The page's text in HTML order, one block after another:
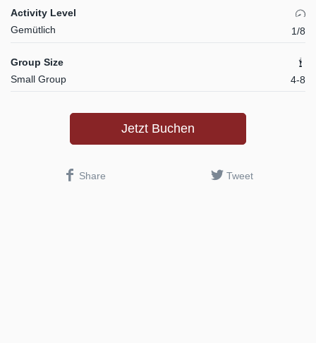
Activity Level
Gemütlich
1/8
Group Size
Small Group
4-8
Jetzt Buchen
Share Tweet